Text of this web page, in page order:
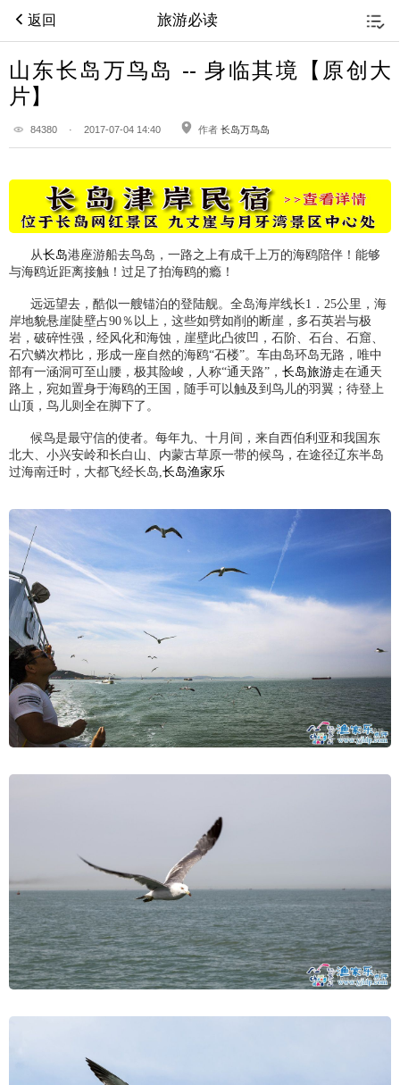
返回 旅游必读
山东长岛万鸟岛 -- 身临其境【原创大
片】
84380 · 2017-07-04 14:40 作者 长岛万鸟岛
从长岛港座游船去鸟岛，一路之上有成千上万的海鸥陪伴！能够
与海鸥近距离接触！过足了拍海鸥的瘾！
远远望去，酷似一艘锚泊的登陆舰。全岛海岸线长1．25公里，海
岸地貌悬崖陡壁占90％以上，这些如劈如削的断崖，多石英岩与极
岩，破碎性强，经风化和海蚀，崖壁此凸彼凹，石阶、石台、石窟、
石穴鳞次栉比，形成一座自然的海鸥“石楼”。车由岛环岛无路，唯中
部有一涵洞可至山腰，极其险峻，人称“通天路”， 长岛旅游走在通天
路上，宛如置身于海鸥的王国，随手可以触及到鸟儿的羽翼；待登上
山顶，鸟儿则全在脚下了。
候鸟是最守信的使者。每年九、十月间，来自西伯利亚和我国东
北大、小兴安岭和长白山、内蒙古草原一带的候鸟，在途径辽东半岛
过海南迁时，大都飞经长岛, 长岛渔家乐